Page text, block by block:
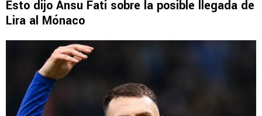
Esto dijo Ansu Fati sobre la posible llegada de
Lira al Mónaco